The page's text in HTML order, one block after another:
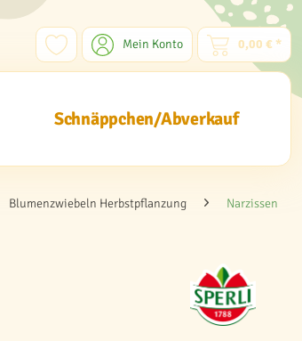
Mein Konto 0,00 € *
Schnäppchen/Abverkauf
Blumenzwiebeln Herbstpflanzung Narzissen